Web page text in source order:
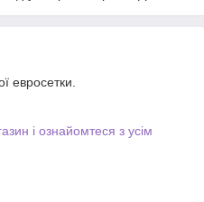
евросетки.
і ознайомтеся з усім